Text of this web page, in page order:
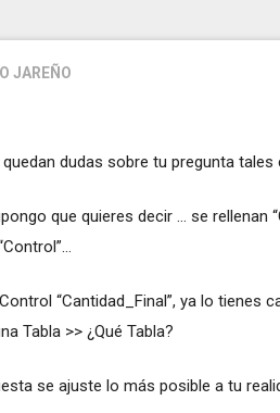
JAREÑO
dudas sobre tu pregunta tales
que quieres decir … se rellenan
“Cantidad_Final”, ya lo tienes
Tabla >> ¿Qué Tabla?
se ajuste lo más posible a tu